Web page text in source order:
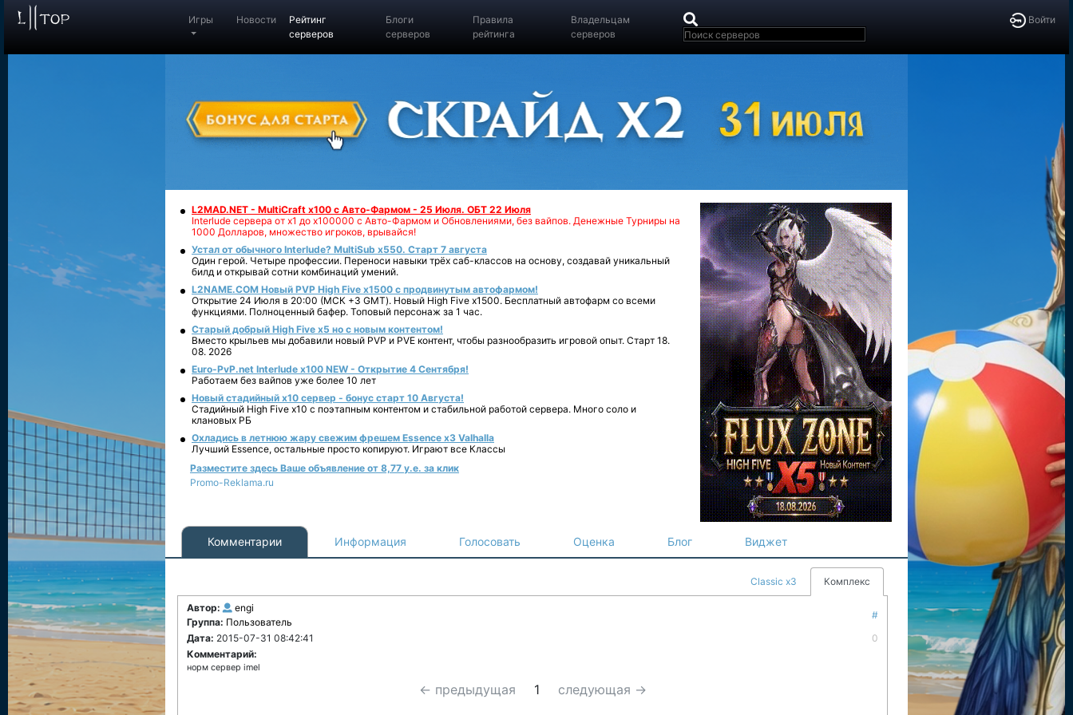
Войти
Игры Новости
Рейтинг
серверов
Блоги
серверов
Правила
рейтинга
Владельцам
серверов
L2MAD.NET - MultiCraft x100 с Авто-Фармом - 25 Июля. ОБТ 22 Июля
Interlude сервера от х1 до х100000 с Авто-Фармом и Обновлениями, без вайпов. Денежные Турниры на
1000 Долларов, множество игроков, врывайся!
Устал от обычного Interlude? MultiSub x550. Старт 7 августа
Один герой. Четыре профессии. Переноси навыки трёх саб-классов на основу, создавай уникальный
билд и открывай сотни комбинаций умений.
L2NAME.COM Новый PVP High Five x1500 с продвинутым автофармом!
Открытие 24 Июля в 20:00 (МСК +3 GMT). Новый High Five x1500. Бесплатный автофарм со всеми
функциями. Полноценный бафер. Топовый персонаж за 1 час.
Старый добрый High Five x5 но с новым контентом!
Вместо крыльев мы добавили новый PVP и PVE контент, чтобы разнообразить игровой опыт. Старт 18.
08. 2026
Euro-PvP.net Interlude х100 NEW - Открытие 4 Сентября!
Работаем без вайпов уже более 10 лет
Новый стадийный х10 сервер - бонус старт 10 Августа!
Стадийный High Five x10 с поэтапным контентом и стабильной работой сервера. Много соло и
клановых РБ
Охладись в летнюю жару свежим фрешем Essence x3 Valhalla
Лучший Essence, остальные просто копируют. Играют все Классы
Разместите здесь Ваше объявление от 8,77 у.е. за клик
Promo-Reklama.ru
Комментарии Информация Голосовать Оценка Блог Виджет
Classic x3 Комплекс
Автор:
engi
Группа: Пользователь
#
Дата: 2015-07-31 08:42:41
0
Комментарий:
норм сервер imel
← предыдущая 1 следующая →